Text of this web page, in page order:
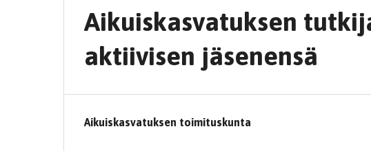
Aikuiskasvatuksen
aktiivisen jäsenensä
Aikuiskasvatuksen toimituskunta